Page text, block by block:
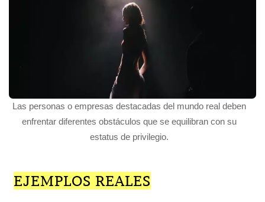
Las personas o empresas destacadas del mundo real deben
enfrentar diferentes obstáculos que se equilibran con su
estatus de privilegio.
EJEMPLOS REALES